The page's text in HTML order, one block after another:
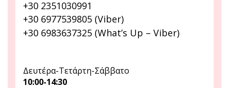
+30 2351030991
+30 6977539805 (Viber)
+30 6983637325 (What’s Up – Viber)
Δευτέρα-Τετάρτη-Σάββατο
10:00-14:30